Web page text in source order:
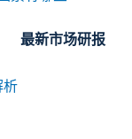
最新市场研报
析